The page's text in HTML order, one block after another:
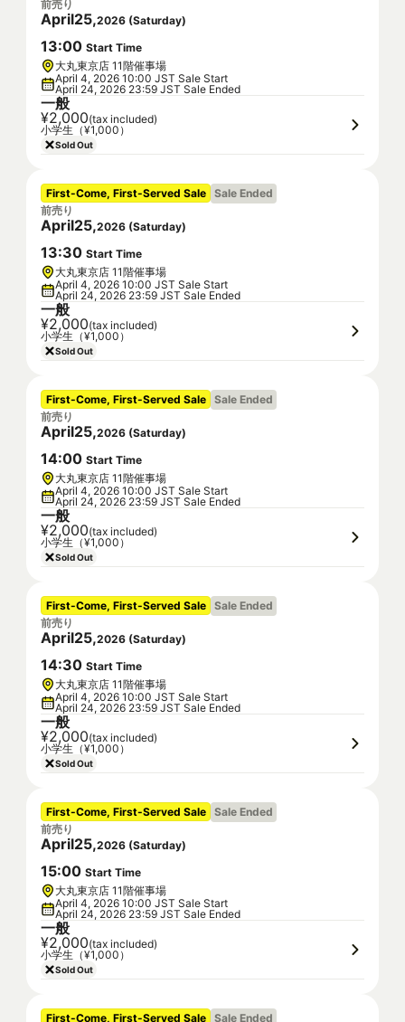
前売り
April25,2026 (Saturday)
13:00 Start Time
大丸東京店 11階催事場
April 4, 2026 10:00 JST Sale Start
April 24, 2026 23:59 JST Sale Ended
一般
¥2,000(tax included)
小学生（¥1,000）
Sold Out
First-Come, First-Served Sale Sale Ended
前売り
April25,2026 (Saturday)
13:30 Start Time
大丸東京店 11階催事場
April 4, 2026 10:00 JST Sale Start
April 24, 2026 23:59 JST Sale Ended
一般
¥2,000(tax included)
小学生（¥1,000）
Sold Out
First-Come, First-Served Sale Sale Ended
前売り
April25,2026 (Saturday)
14:00 Start Time
大丸東京店 11階催事場
April 4, 2026 10:00 JST Sale Start
April 24, 2026 23:59 JST Sale Ended
一般
¥2,000(tax included)
小学生（¥1,000）
Sold Out
First-Come, First-Served Sale Sale Ended
前売り
April25,2026 (Saturday)
14:30 Start Time
大丸東京店 11階催事場
April 4, 2026 10:00 JST Sale Start
April 24, 2026 23:59 JST Sale Ended
一般
¥2,000(tax included)
小学生（¥1,000）
Sold Out
First-Come, First-Served Sale Sale Ended
前売り
April25,2026 (Saturday)
15:00 Start Time
大丸東京店 11階催事場
April 4, 2026 10:00 JST Sale Start
April 24, 2026 23:59 JST Sale Ended
一般
¥2,000(tax included)
小学生（¥1,000）
Sold Out
First-Come, First-Served Sale Sale Ended